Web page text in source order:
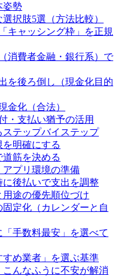
姿勢
択肢5選（方法比較）
キャッシング枠」を正規
消費者金融・銀行系）で
を後ろ倒し（現金化目的
金化（合法）
・支払い猶予の活用
テップバイステップ
を明確にする
道筋を決める
アプリ環境の準備
に後払いで支出を調整
途の優先順位づけ
定化（カレンダーと自
手数料最安」を選べて
め業者」を選ぶ基準
んなふうに不安が解消